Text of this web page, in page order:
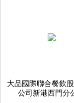
大品國際聯合餐飲
公司新港西門分